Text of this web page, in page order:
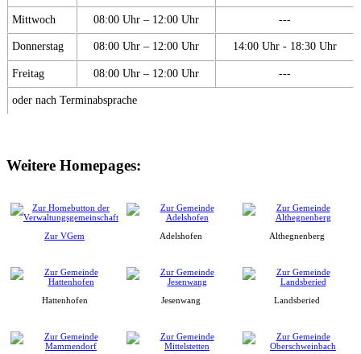
Mittwoch 08:00 Uhr – 12:00 Uhr ---
Donnerstag 08:00 Uhr – 12:00 Uhr 14:00 Uhr - 18:30 Uhr
Freitag 08:00 Uhr – 12:00 Uhr ---
oder nach Terminabsprache
Weitere Homepages:
Zur VGem Adelshofen Althegnenberg
Hattenhofen Jesenwang Landsberied